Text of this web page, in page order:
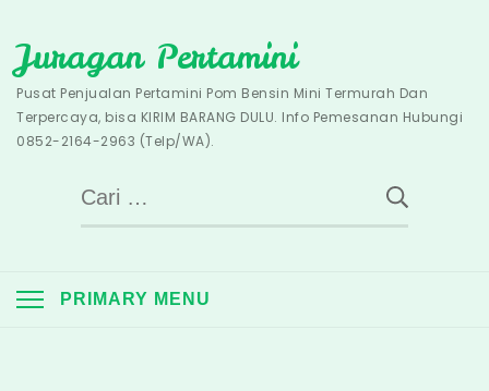
to
content
Juragan Pertamini
Pusat Penjualan Pertamini Pom Bensin Mini Termurah Dan
Terpercaya, bisa KIRIM BARANG DULU. Info Pemesanan Hubungi
0852-2164-2963 (Telp/WA).
Cari
untuk:
PRIMARY MENU